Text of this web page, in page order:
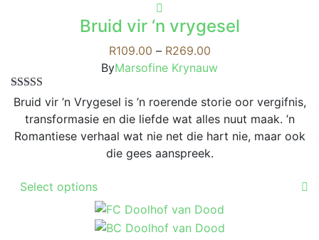
may
be
chosen
on
product
page
multiple
variants.
The
may
be
chosen
on
page
Bruid vir ‘n vrygesel
R109.00 – R269.00Price
range:
through
R269.00
ByMarsofine Krynauw
Rated5.00
out of 5
Bruid vir ’n Vrygesel is ’n roerende storie oor vergifnis,
transformasie en die liefde wat alles nuut maak. ’n
Romantiese verhaal wat nie net die hart nie, maar ook
die gees aanspreek.
Select options
has
multiple